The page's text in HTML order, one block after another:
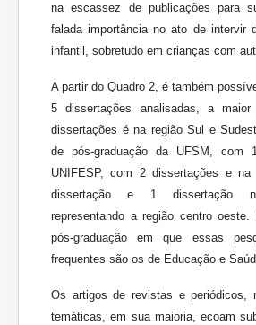
na escassez de publicações para
falada importância no ato de intervir
infantil, sobretudo em crianças com
A partir do Quadro 2, é também
5 dissertações analisadas, a maior
dissertações é na região Sul e
de pós-graduação da UFSM, com
UNIFESP, com 2 dissertações e
dissertação e 1 dissertação
representando a região centro
pós-graduação em que essas
frequentes são os de Educação e
Os artigos de revistas e periódicos,
temáticas, em sua maioria, ecoam